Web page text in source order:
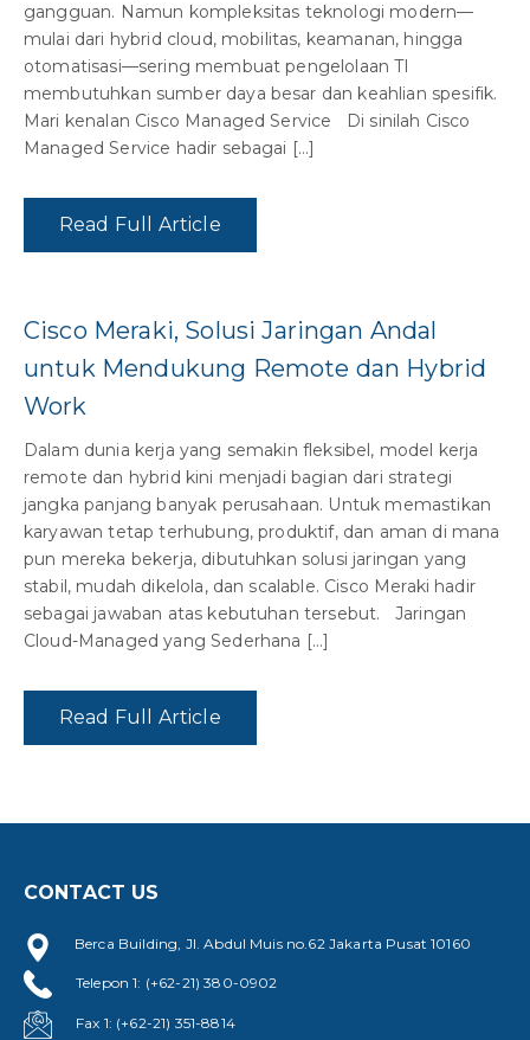
gangguan. Namun kompleksitas teknologi modern—
mulai dari hybrid cloud, mobilitas, keamanan, hingga
otomatisasi—sering membuat pengelolaan TI
membutuhkan sumber daya besar dan keahlian spesifik.
Mari kenalan Cisco Managed Service Di sinilah Cisco
Managed Service hadir sebagai […]
Read Full Article
Cisco Meraki, Solusi Jaringan Andal
untuk Mendukung Remote dan Hybrid
Work
Dalam dunia kerja yang semakin fleksibel, model kerja
remote dan hybrid kini menjadi bagian dari strategi
jangka panjang banyak perusahaan. Untuk memastikan
karyawan tetap terhubung, produktif, dan aman di mana
pun mereka bekerja, dibutuhkan solusi jaringan yang
stabil, mudah dikelola, dan scalable. Cisco Meraki hadir
sebagai jawaban atas kebutuhan tersebut. Jaringan
Cloud-Managed yang Sederhana […]
Read Full Article
CONTACT US
Berca Building, Jl. Abdul Muis no.62 Jakarta Pusat 10160
Telepon 1: (+62-21) 380-0902
Fax 1: (+62-21) 351-8814